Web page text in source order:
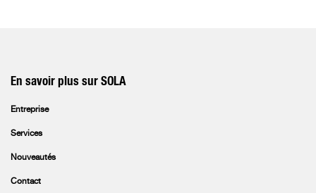
En savoir plus sur SOLA
Entreprise
Services
Nouveautés
Contact